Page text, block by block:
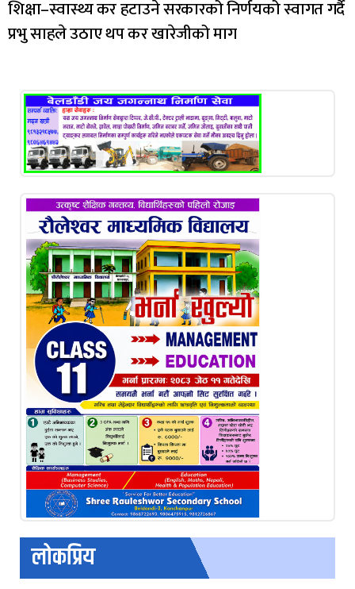
शिक्षा–स्वास्थ्य कर हटाउने सरकारको निर्णयको स्वागत गर्दै
प्रभु साहले उठाए थप कर खारेजीको माग
लोकप्रिय